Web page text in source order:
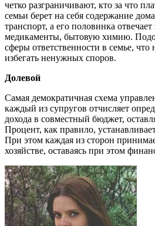
четко разграничивают, кто за что
семьи берет на себя содержание
транспорт, а его половинка
медикаменты, бытовую химию.
сферы ответственности в семье, что
избегать ненужных споров.
Долевой
Самая демократичная схема
каждый из супругов отчисляет
дохода в совместный бюджет,
Процент, как правило,
При этом каждая из сторон
хозяйстве, оставаясь при этом